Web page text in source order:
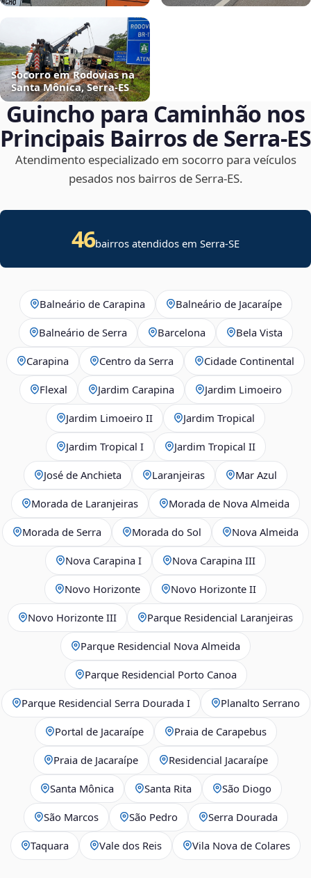
Socorro em Rodovias na
Santa Mônica, Serra‑ES
Guincho para Caminhão nos
Principais Bairros de Serra‑ES
Atendimento especializado em socorro para veículos
pesados nos bairros de Serra‑ES.
46bairros atendidos emSerra-SE
Balneário de Carapina Balneário de Jacaraípe
Balneário de Serra Barcelona Bela Vista
Carapina Centro da Serra Cidade Continental
Flexal Jardim Carapina Jardim Limoeiro
Jardim Limoeiro II Jardim Tropical
Jardim Tropical I Jardim Tropical II
José de Anchieta Laranjeiras Mar Azul
Morada de Laranjeiras Morada de Nova Almeida
Morada de Serra Morada do Sol Nova Almeida
Nova Carapina I Nova Carapina III
Novo Horizonte Novo Horizonte II
Novo Horizonte III Parque Residencial Laranjeiras
Parque Residencial Nova Almeida
Parque Residencial Porto Canoa
Parque Residencial Serra Dourada I Planalto Serrano
Portal de Jacaraípe Praia de Carapebus
Praia de Jacaraípe Residencial Jacaraípe
Santa Mônica Santa Rita São Diogo
São Marcos São Pedro Serra Dourada
Taquara Vale dos Reis Vila Nova de Colares